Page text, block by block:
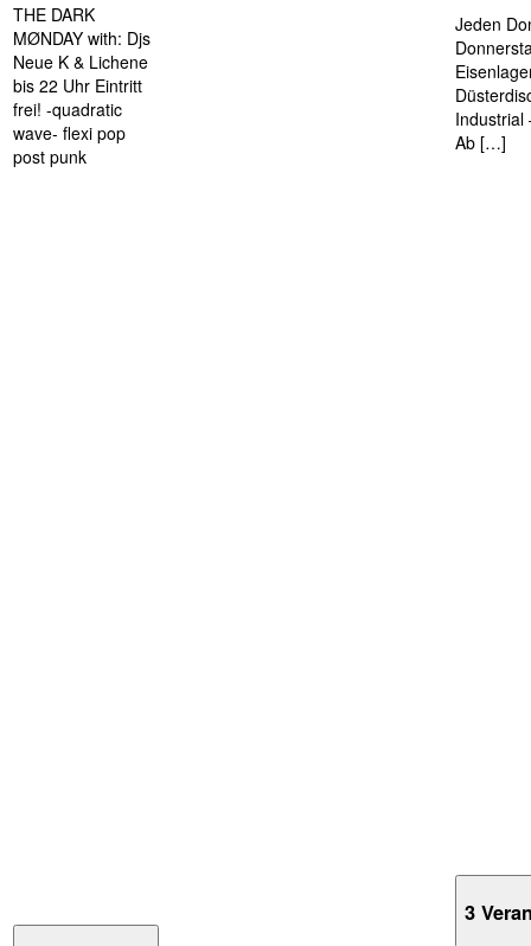
THE DARK
MØNDAY with: Djs
Neue K & Lichene
bis 22 Uhr Eintritt
frei! -quadratic
wave- flexi pop
post punk
Jeden
Industrial
Ab […]
3